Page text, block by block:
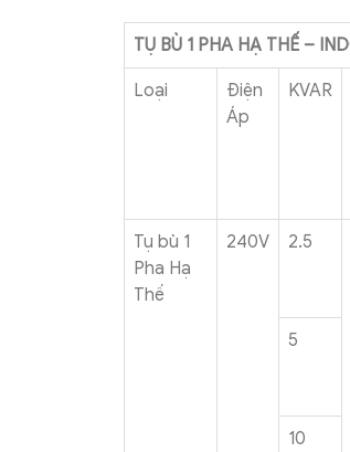
TỤ BÙ 1 PHA HẠ THẾ –
Loại
Điện
Áp
KVAR
Tụ bù 1
Pha Hạ
Thế
240V 2.5
5
10